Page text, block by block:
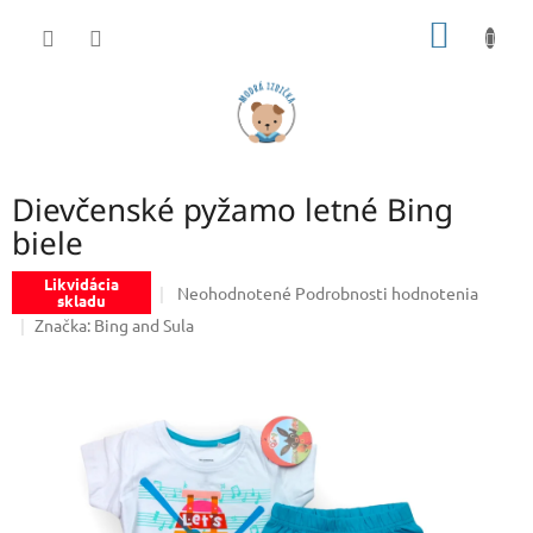
Dievčenské pyžamo letné Bing
biele
Likvidácia
skladu
Priemerné
hodnotenie
produktu
5
hviezdičiek.
Neohodnotené Podrobnosti hodnotenia
Značka: Bing and Sula